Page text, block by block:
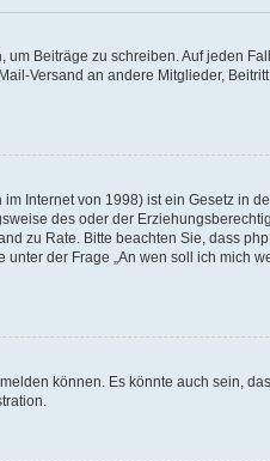
Beiträge zu schreiben. Auf jeden
Versand an andere Mitglieder,
Internet von 1998) ist ein Gesetz in
des oder der
zu Rate. Bitte beachten Sie, dass
der Frage „An wen soll ich mich
können. Es könnte auch sein,